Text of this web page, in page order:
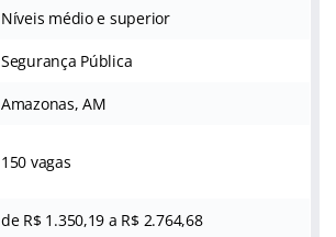
Níveis médio e superior
Segurança Pública
Amazonas, AM
150 vagas
de R$ 1.350,19 a R$ 2.764,68